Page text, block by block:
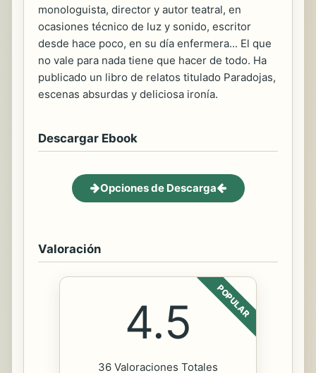
monologuista, director y autor teatral, en
ocasiones técnico de luz y sonido, escritor
desde hace poco, en su día enfermera... El que
no vale para nada tiene que hacer de todo. Ha
publicado un libro de relatos titulado Paradojas,
escenas absurdas y deliciosa ironía.
Descargar Ebook
Opciones de Descarga
Valoración
POPULAR
4.5
36 Valoraciones Totales